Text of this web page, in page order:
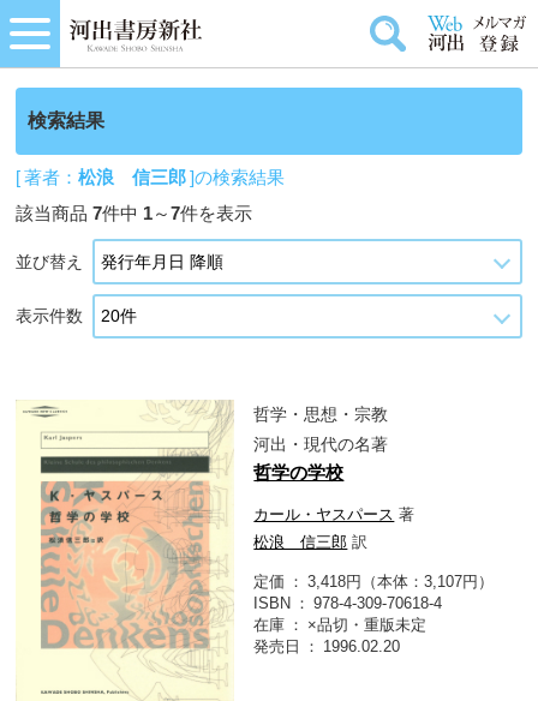
検索結果
[ 著者：松浪 信三郎]の検索結果
該当商品7件中 1～7件を表示
並び替え
表示件数
哲学・思想・宗教
河出・現代の名著
哲学の学校
カール・ヤスパース 著
松浪 信三郎 訳
定価
3,418円（本体：3,107円）
ISBN
978-4-309-70618-4
在庫
×品切・重版未定
発売日
1996.02.20